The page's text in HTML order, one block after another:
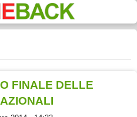
FINALE DELLE